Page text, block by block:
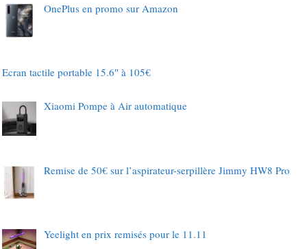
OnePlus en promo sur Amazon
Ecran tactile portable 15.6″ à 105€
Xiaomi Pompe à Air automatique
Remise de 50€ sur l’aspirateur-serpillère Jimmy HW8 Pro
Yeelight en prix remisés pour le 11.11